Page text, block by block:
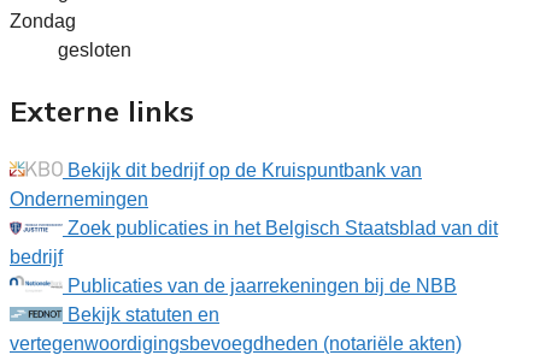
Zondag
gesloten
Externe links
Bekijk dit bedrijf op de Kruispuntbank van
Ondernemingen
Zoek publicaties in het Belgisch Staatsblad van dit
bedrijf
Publicaties van de jaarrekeningen bij de NBB
Bekijk statuten en
vertegenwoordigingsbevoegdheden (notariële akten)